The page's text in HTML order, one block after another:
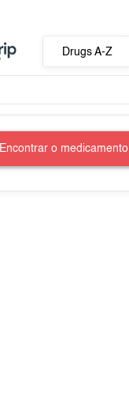
Drugs A-Z
Encontrar o medicamento